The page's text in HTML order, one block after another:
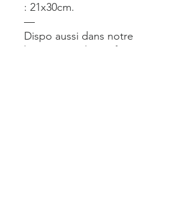
: 21x30cm.
—
Dispo aussi dans notre
boutique @alimparfait.paris 24